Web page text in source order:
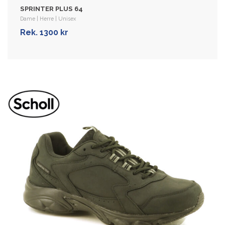
SPRINTER PLUS 64
Dame | Herre | Unisex
Rek. 1300 kr
Rek. 1700 kr
VIS MER
STARTER BASE 40
Dame | Herre | Unisex
Vanntett fritidssko med membran for
aktive dame og menn. Overdelen er